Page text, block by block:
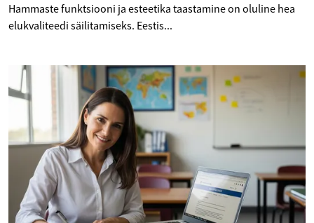
Hammaste funktsiooni ja esteetika taastamine on oluline hea
elukvaliteedi säilitamiseks. Eestis...